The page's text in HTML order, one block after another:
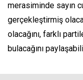
merasiminde sayın
gerçekleştirmiş
olacağını, farklı
bulacağını